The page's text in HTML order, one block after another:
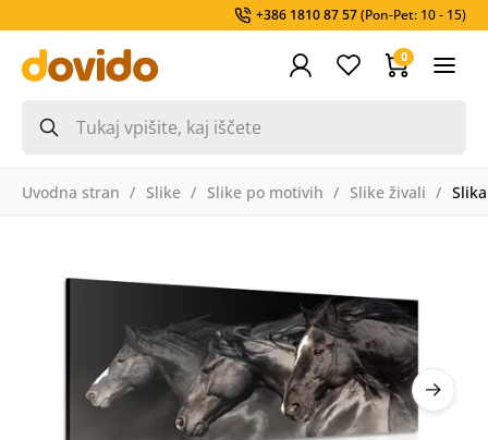
+386 1810 87 57(Pon-Pet: 10 - 15)
0
Uvodna stran Slike Slike po motivih Slike živali